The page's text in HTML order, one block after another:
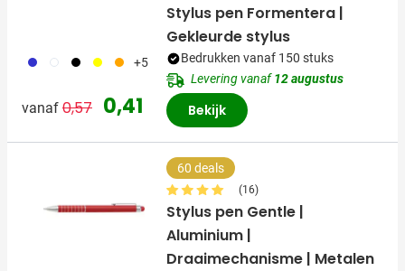
023 002 871 006 007 +5
vanaf Normale prijs
0,57 Speciale prijs
0,41
Stylus pen Formentera |
Gekleurde stylus
Bedrukken vanaf 150 stuks
Levering vanaf12 augustus
Bekijk
60 deals
(16)
Stylus pen Gentle |
Aluminium |
Draaimechanisme | Metalen